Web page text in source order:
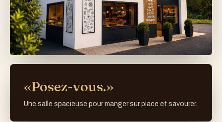
«Posez-vous.»
Une salle spacieuse pour manger sur place et savourer.